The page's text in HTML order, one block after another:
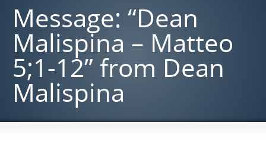
Message: “Dean
Malispina – Matteo
5;1-12” from Dean
Malispina